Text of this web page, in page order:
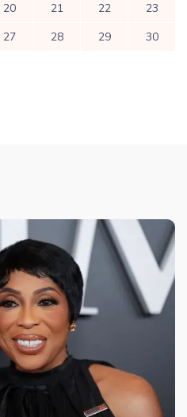
20 21 22
23
27 28 29
30